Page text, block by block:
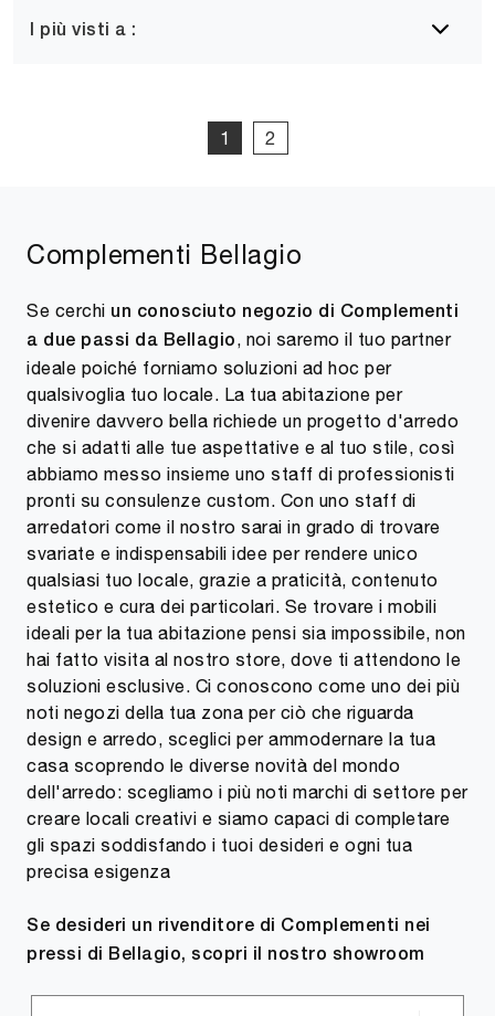
I più visti a :
1 2
Complementi Bellagio
Se cerchi un conosciuto negozio di Complementi
a due passi da Bellagio , noi saremo il tuo partner
ideale poiché forniamo soluzioni ad hoc per
qualsivoglia tuo locale. La tua abitazione per
divenire davvero bella richiede un progetto d'arredo
che si adatti alle tue aspettative e al tuo stile, così
abbiamo messo insieme uno staff di professionisti
pronti su consulenze custom. Con uno staff di
arredatori come il nostro sarai in grado di trovare
svariate e indispensabili idee per rendere unico
qualsiasi tuo locale, grazie a praticità, contenuto
estetico e cura dei particolari. Se trovare i mobili
ideali per la tua abitazione pensi sia impossibile, non
hai fatto visita al nostro store, dove ti attendono le
soluzioni esclusive. Ci conoscono come uno dei più
noti negozi della tua zona per ciò che riguarda
design e arredo, sceglici per ammodernare la tua
casa scoprendo le diverse novità del mondo
dell'arredo: scegliamo i più noti marchi di settore per
creare locali creativi e siamo capaci di completare
gli spazi soddisfando i tuoi desideri e ogni tua
precisa esigenza
Se desideri un rivenditore di Complementi nei
pressi di Bellagio, scopri il nostro showroom